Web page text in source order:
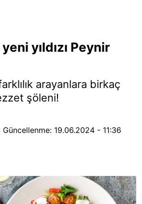
yıldızı Peynir
arayanlara birkaç
şöleni!
Güncellenme: 19.06.2024 - 11:36